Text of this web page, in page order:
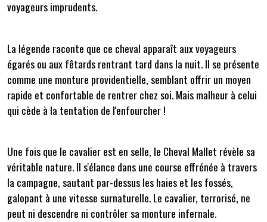
voyageurs imprudents.
La légende raconte que ce cheval apparaît aux voyageurs
égarés ou aux fêtards rentrant tard dans la nuit. Il se présente
comme une monture providentielle, semblant offrir un moyen
rapide et confortable de rentrer chez soi. Mais malheur à celui
qui cède à la tentation de l'enfourcher !
Une fois que le cavalier est en selle, le Cheval Mallet révèle sa
véritable nature. Il s'élance dans une course effrénée à travers
la campagne, sautant par-dessus les haies et les fossés,
galopant à une vitesse surnaturelle. Le cavalier, terrorisé, ne
peut ni descendre ni contrôler sa monture infernale.